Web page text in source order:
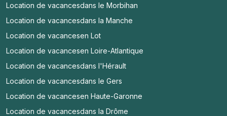
Location de vacancesdans le Morbihan
Location de vacancesdans la Manche
Location de vacancesen Lot
Location de vacancesen Loire-Atlantique
Location de vacancesdans l'Hérault
Location de vacancesdans le Gers
Location de vacancesen Haute-Garonne
Location de vacancesdans la Drôme